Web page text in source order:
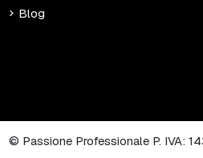
Blog
© Passione Professionale P. IVA: